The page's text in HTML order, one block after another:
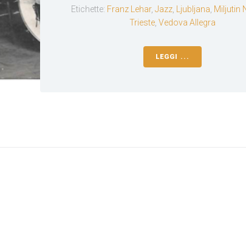
Etichette: Franz Lehar, Jazz, Ljubljana Miljutin
Trieste, Vedova Allegra
LEGGI ...